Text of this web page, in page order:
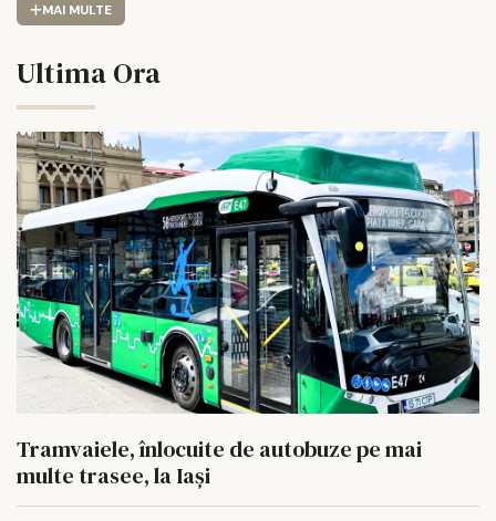
MAI MULTE
Ultima Ora
Tramvaiele, înlocuite de autobuze pe mai
multe trasee, la Iași